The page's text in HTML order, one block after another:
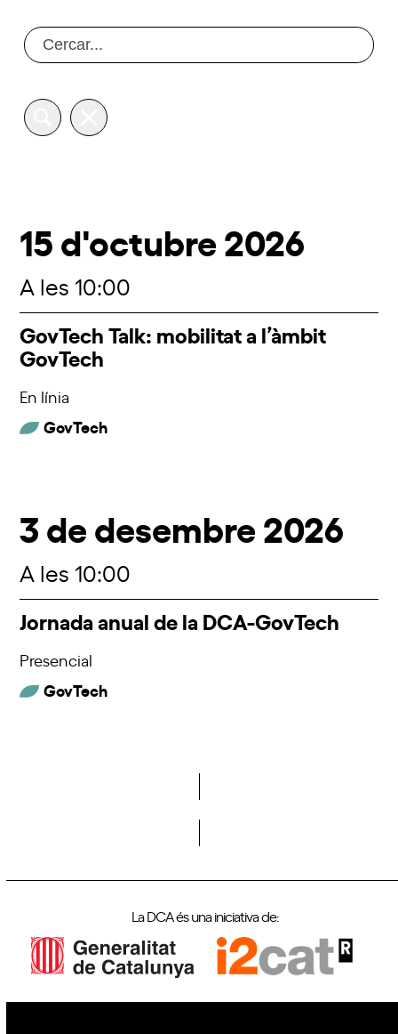
15 d'octubre 2026
A les 10:00
GovTech Talk: mobilitat a l’àmbit
GovTech
En línia
GovTech
3 de desembre 2026
A les 10:00
Jornada anual de la DCA-GovTech
Presencial
GovTech
La DCA és una iniciativa de: